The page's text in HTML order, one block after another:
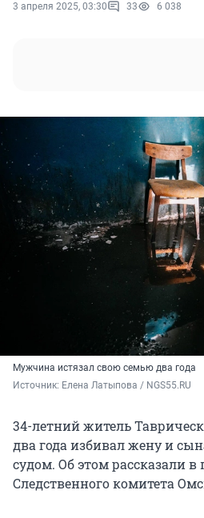
3 апреля 2025, 03:30 33 6 038
Мужчина истязал свою семью два года
Источник: Елена Латыпова / NGS55.RU
34-летний житель
два года избивал жену и
судом. Об этом рассказали в
Следственного комитета